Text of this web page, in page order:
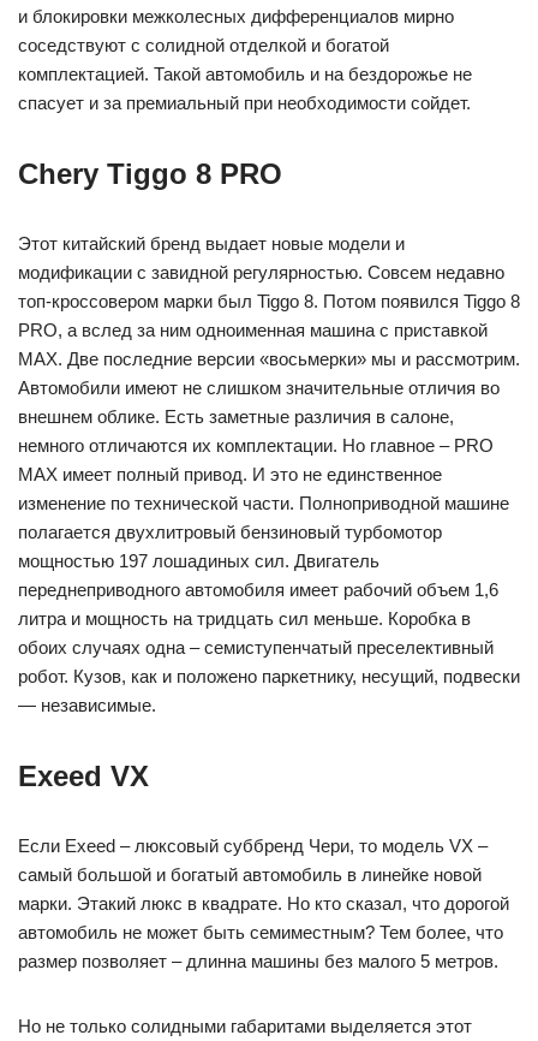
и блокировки межколесных дифференциалов мирно
соседствуют с солидной отделкой и богатой
комплектацией. Такой автомобиль и на бездорожье не
спасует и за премиальный при необходимости сойдет.
Chery Tiggo 8 PRO
Этот китайский бренд выдает новые модели и
модификации с завидной регулярностью. Совсем недавно
топ-кроссовером марки был Tiggo 8. Потом появился Tiggo 8
PRO, а вслед за ним одноименная машина с приставкой
MAX. Две последние версии «восьмерки» мы и рассмотрим.
Автомобили имеют не слишком значительные отличия во
внешнем облике. Есть заметные различия в салоне,
немного отличаются их комплектации. Но главное – PRO
MAX имеет полный привод. И это не единственное
изменение по технической части. Полноприводной машине
полагается двухлитровый бензиновый турбомотор
мощностью 197 лошадиных сил. Двигатель
переднеприводного автомобиля имеет рабочий объем 1,6
литра и мощность на тридцать сил меньше. Коробка в
обоих случаях одна – семиступенчатый преселективный
робот. Кузов, как и положено паркетнику, несущий, подвески
— независимые.
Exeed VX
Если Exeed – люксовый суббренд Чери, то модель VX –
самый большой и богатый автомобиль в линейке новой
марки. Этакий люкс в квадрате. Но кто сказал, что дорогой
автомобиль не может быть семиместным? Тем более, что
размер позволяет – длинна машины без малого 5 метров.
Но не только солидными габаритами выделяется этот